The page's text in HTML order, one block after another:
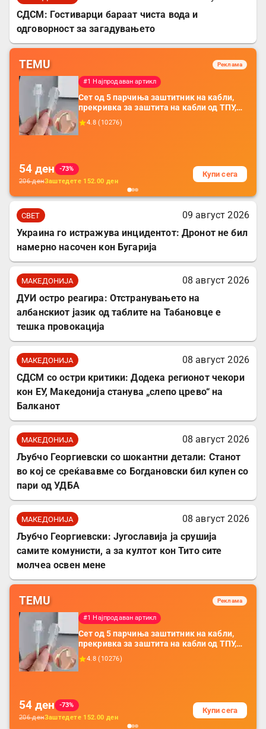
СДСМ: Гостиварци бараат чиста вода и
одговорност за загадувањето
TEMU Реклама
#1 Најпродаван артикл
Сет од 5 парчиња заштитник на кабли,
прекривка за заштита на кабли од ТПУ,
додатоци за заштита на кабли, без
батерија, за мобилни телефони, комплет
4.8 ( 10276)
54 ден
-73%
206денЗаштедете 152.00 ден
Купи сега
СВЕТ
09 август 2026
Украина го истражува инцидентот: Дронот не бил
намерно насочен кон Бугарија
МАКЕДОНИЈА
08 август 2026
ДУИ остро реагира: Отстранувањето на
албанскиот јазик од таблите на Табановце е
тешка провокација
МАКЕДОНИЈА
08 август 2026
СДСМ со остри критики: Додека регионот чекори
кон ЕУ, Македонија станува „слепо црево“ на
Балканот
МАКЕДОНИЈА
08 август 2026
Љубчо Георгиевски со шокантни детали: Станот
во кој се среќававме со Богдановски бил купен со
пари од УДБА
МАКЕДОНИЈА
08 август 2026
Љубчо Георгиевски: Југославија ја срушија
самите комунисти, а за култот кон Тито сите
молчеа освен мене
TEMU Реклама
#1 Најпродаван артикл
Сет од 5 парчиња заштитник на кабли,
прекривка за заштита на кабли од ТПУ,
додатоци за заштита на кабли, без
батерија, за мобилни телефони, комплет
4.8 ( 10276)
54 ден
-73%
206денЗаштедете 152.00 ден
Купи сега